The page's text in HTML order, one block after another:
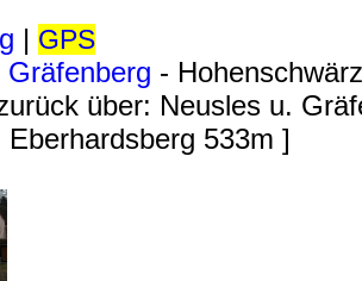
| GPS
Gräfenberg -
über: Neusles u.
Eberhardsberg 533m ]